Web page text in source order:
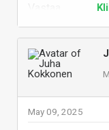
May 09, 2025